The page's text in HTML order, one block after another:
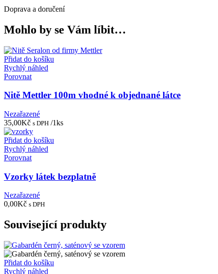
Doprava a doručení
Mohlo by se Vám líbit…
Přidat do košíku
Rychlý náhled
Porovnat
Nitě Mettler 100m vhodné k objednané látce
Nezařazené
35,00Kč s DPH /1ks
Přidat do košíku
Rychlý náhled
Porovnat
Vzorky látek bezplatně
Nezařazené
0,00Kč s DPH
Související produkty
Přidat do košíku
Rychlý náhled